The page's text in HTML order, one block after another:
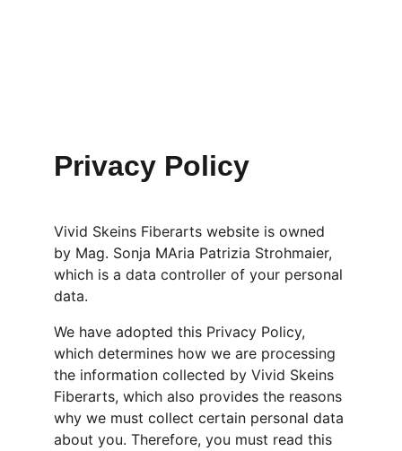
Privacy Policy
Vivid Skeins Fiberarts website is owned
by Mag. Sonja MAria Patrizia Strohmaier,
which is a data controller of your personal
data.
We have adopted this Privacy Policy,
which determines how we are processing
the information collected by Vivid Skeins
Fiberarts, which also provides the reasons
why we must collect certain personal data
about you. Therefore, you must read this